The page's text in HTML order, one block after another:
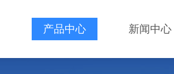
产品中心 新闻中心